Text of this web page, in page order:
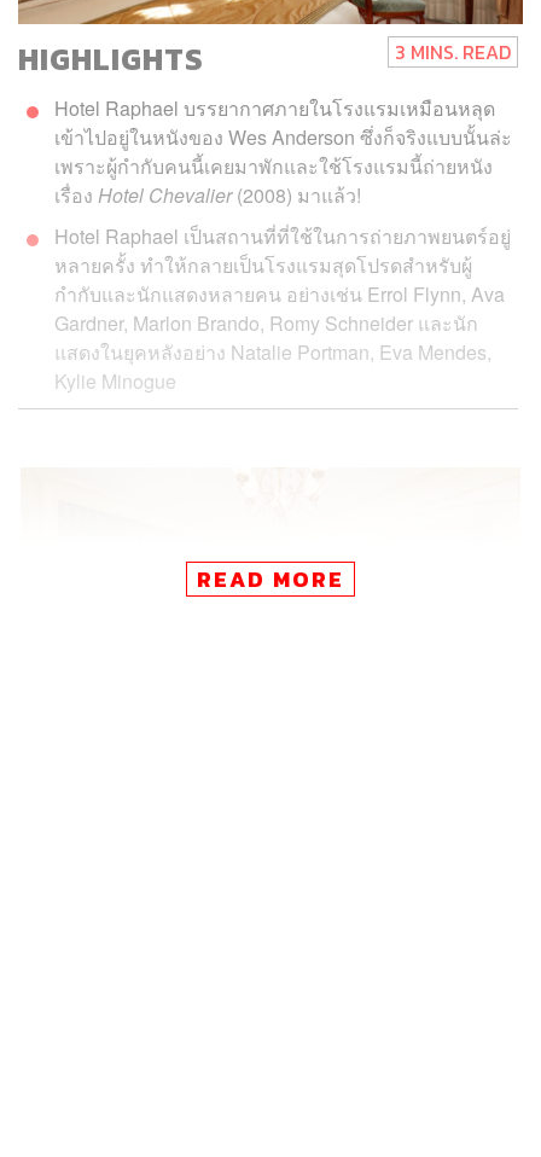
HIGHLIGHTS 3 MINS. READ
Hotel Raphael บรรยากาศภายในโรงแรมเหมือนหลุด
เข้าไปอยู่ในหนังของ Wes Anderson ซึ่งก็จริงแบบนั้นล่ะ
เพราะผู้กำกับคนนี้เคยมาพักและใช้โรงแรมนี้ถ่ายหนัง
เรื่อง Hotel Chevalier(2008) มาแล้ว!
Hotel Raphael เป็นสถานที่ที่ใช้ในการถ่ายภาพยนตร์อยู่
หลายครั้ง ทำให้กลายเป็นโรงแรมสุดโปรดสำหรับผู้
กำกับและนักแสดงหลายคน อย่างเช่น Errol Flynn, Ava
Gardner, Marlon Brando, Romy Schneider และนัก
แสดงในยุคหลังอย่าง Natalie Portman, Eva Mendes,
Kylie Minogue
READ MORE